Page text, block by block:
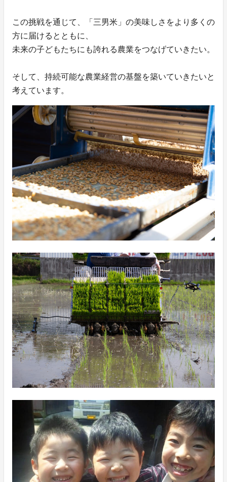
この挑戦を通じて、「三男米」の美味しさをより多くの
方に届けるとともに、
未来の子どもたちにも誇れる農業をつなげていきたい。
そして、持続可能な農業経営の基盤を築いていきたいと
考えています。